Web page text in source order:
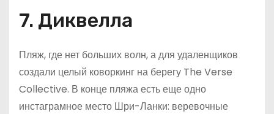
7. Диквелла
Пляж, где нет больших волн, а для удаленщиков
создали целый коворкинг на берегу The Verse
Collective. В конце пляжа есть еще одно
инстаграмное место Шри-Ланки: веревочные